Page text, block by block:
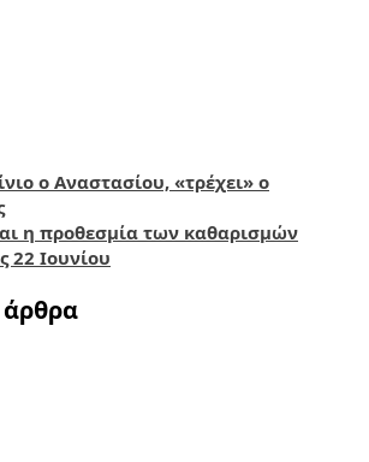
ο Αναστασίου, «τρέχει» ο
η προθεσμία των καθαρισμών
22 Ιουνίου